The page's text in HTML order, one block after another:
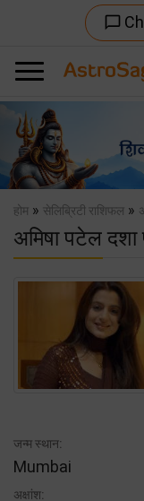
chat_bubble_outline
Previous
होम » सेलिब्रिटी राशिफल »
अमिषा पटेल
जन्म स्थान:
Mumbai
अक्षांश: